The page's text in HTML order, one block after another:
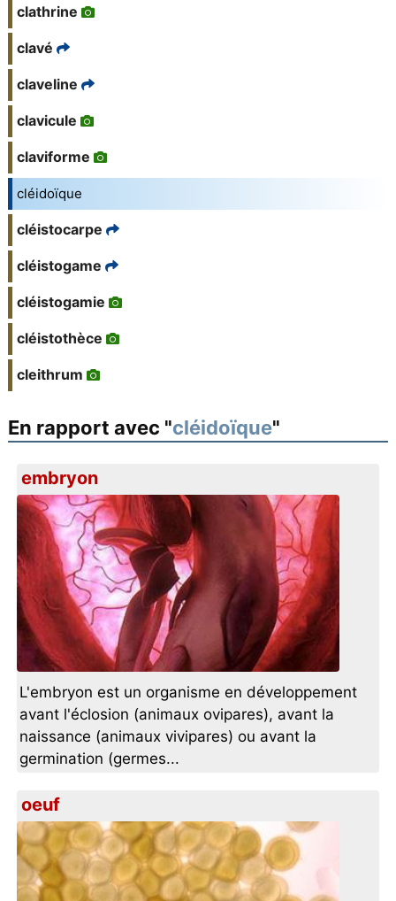
clathrine
clavé
claveline
clavicule
claviforme
cléidoïque
cléistocarpe
cléistogame
cléistogamie
cléistothèce
cleithrum
En rapport avec "cléidoïque"
embryon
L'embryon est un organisme en développement
avant l'éclosion (animaux ovipares), avant la
naissance (animaux vivipares) ou avant la
germination (germes...
oeuf